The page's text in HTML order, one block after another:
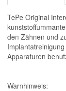
TePe Original
den Zähnen und
Apparaturen
Warnhinweis: